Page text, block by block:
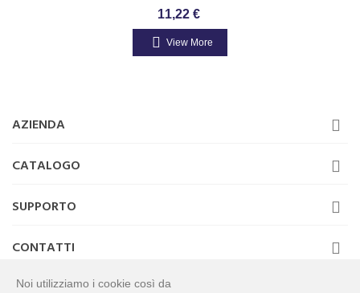
Euro 4 5 6 SCR Riduzione Emissioni 10 Lt
11,22 €
View More
AZIENDA
CATALOGO
SUPPORTO
CONTATTI
Noi utilizziamo i cookie così da